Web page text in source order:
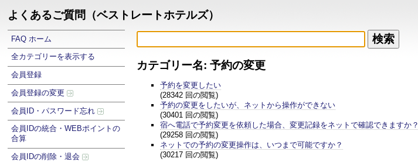
よくあるご質問（ベストレートホテルズ）
FAQ ホーム
全カテゴリーを表示する
会員登録
会員登録の変更
会員ID・パスワード忘れ
会員IDの統合・WEBポイントの
合算
会員IDの削除・退会
カテゴリー名: 予約の変更
予約を変更したい
(28342 回の閲覧)
予約の変更をしたいが、ネットから操作ができない
(30401 回の閲覧)
宿へ電話で予約変更を依頼した場合、変更記録をネットで確認できますか？
(29258 回の閲覧)
ネットでの予約の変更操作は、いつまで可能ですか？
(30217 回の閲覧)